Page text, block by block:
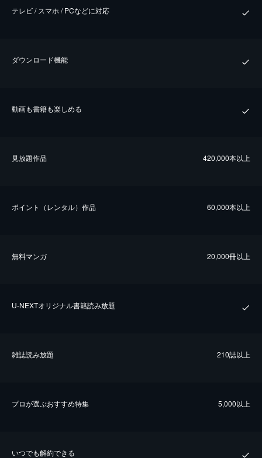
テレビ / スマホ / PCなどに対応
ダウンロード機能
動画も書籍も楽しめる
⾒放題作品 420,000本以上
ポイント（レンタル）作品 60,000本以上
無料マンガ 20,000冊以上
U-NEXTオリジナル書籍読み放題
雑誌読み放題 210誌以上
プロが選ぶおすすめ特集 5,000以上
いつでも解約できる